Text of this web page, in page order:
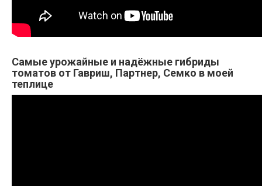
Самые урожайные и надёжные гибриды
томатов от Гавриш, Партнер, Семко в моей
теплице